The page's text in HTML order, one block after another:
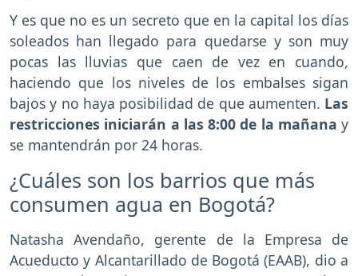
Y es que no es un secreto que en la capital los días
soleados han llegado para quedarse y son muy
pocas las lluvias que caen de vez en cuando,
haciendo que los niveles de los embalses sigan
bajos y no haya posibilidad de que aumenten. Las
restricciones iniciarán a las 8:00 de la mañana y
se mantendrán por 24 horas.
¿Cuáles son los barrios que más
consumen agua en Bogotá?
Natasha Avendaño, gerente de la Empresa de
Acueducto y Alcantarillado de Bogotá (EAAB), dio a